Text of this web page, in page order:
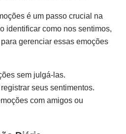
é um passo crucial na
identificar como nos sentimos,
gerenciar essas emoções
sem julgá-las.
seus sentimentos.
com amigos ou